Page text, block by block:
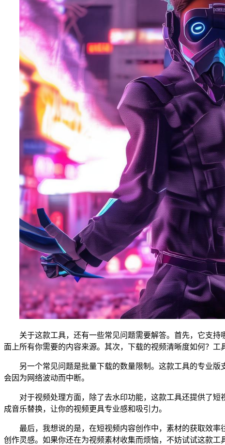
关于这款工具，还有一些常见问题需要解答。首先，它支
面上所有你需要的内容来源。其次，下载的视频清晰度如何？
另一个常见问题是批量下载的数量限制。这款工具的专业
会因为网络波动而中断。
对于视频处理方面，除了去水印功能，这款工具还提供了
成音乐替换，让你的视频更具专业感和吸引力。
最后，我想说的是，在短视频内容创作中，素材的获取效
创作灵感。如果你还在为视频素材收集而烦恼，不妨试试这款工